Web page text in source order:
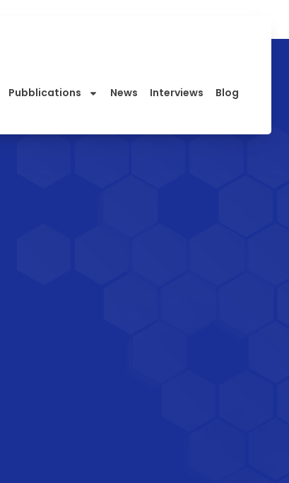
Pubblications News Interviews
Blog